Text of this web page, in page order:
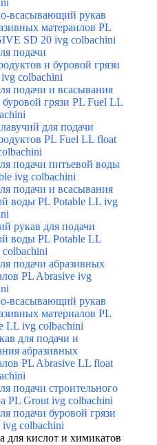
всасывающий рукав
матераилов PL
SD 20 ivg colbachini
подачи
и буровой грязи
colbachini
подачи и всасывания
буровой грязи PL Fuel LL
для подачи
PL Fuel LL float
подачи питьевой воды
ivg colbachini
подачи и всасывания
воды PL Potable LL ivg
рукав для подачи
воды PL Potable LL
подачи абразивных
PL Abrasive ivg
всасывающий рукав
материалов PL
LL ivg colbachini
для подачи и
абразивных
PL Abrasive LL float
подачи строительного
PL Grout ivg colbachini
подачи буровой грязи
colbachini
для кислот и химикатов